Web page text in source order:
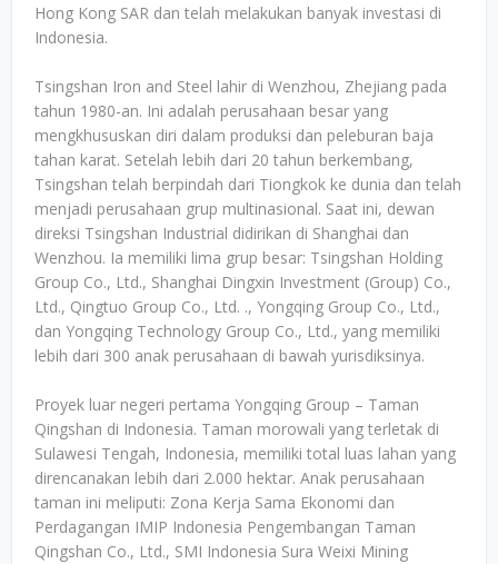
Hong Kong SAR dan telah melakukan banyak investasi di
Indonesia.
Tsingshan Iron and Steel lahir di Wenzhou, Zhejiang pada
tahun 1980-an. Ini adalah perusahaan besar yang
mengkhususkan diri dalam produksi dan peleburan baja
tahan karat. Setelah lebih dari 20 tahun berkembang,
Tsingshan telah berpindah dari Tiongkok ke dunia dan telah
menjadi perusahaan grup multinasional. Saat ini, dewan
direksi Tsingshan Industrial didirikan di Shanghai dan
Wenzhou. Ia memiliki lima grup besar: Tsingshan Holding
Group Co., Ltd., Shanghai Dingxin Investment (Group) Co.,
Ltd., Qingtuo Group Co., Ltd. ., Yongqing Group Co., Ltd.,
dan Yongqing Technology Group Co., Ltd., yang memiliki
lebih dari 300 anak perusahaan di bawah yurisdiksinya.
Proyek luar negeri pertama Yongqing Group – Taman
Qingshan di Indonesia. Taman morowali yang terletak di
Sulawesi Tengah, Indonesia, memiliki total luas lahan yang
direncanakan lebih dari 2.000 hektar. Anak perusahaan
taman ini meliputi: Zona Kerja Sama Ekonomi dan
Perdagangan IMIP Indonesia Pengembangan Taman
Qingshan Co., Ltd., SMI Indonesia Sura Weixi Mining